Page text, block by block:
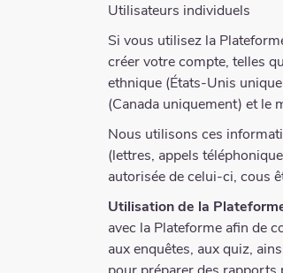
Utilisateurs individuels
Si vous utilisez la
créer votre compte, telles
ethnique (États-Unis
(Canada uniquement) et le
Nous utilisons ces
(lettres, appels
autorisée de celui-ci, cous
Utilisation de la
avec la Plateforme afin de
aux enquêtes, aux quiz,